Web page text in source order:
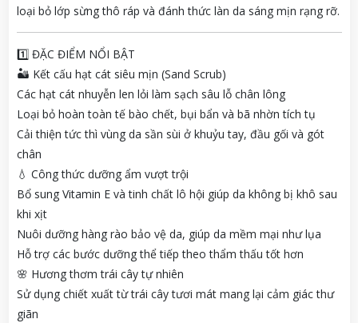
loại bỏ lớp sừng thô ráp và đánh thức làn da sáng mịn rạng rỡ.
1️⃣ ĐẶC ĐIỂM NỔI BẬT
🏜️ Kết cấu hạt cát siêu mịn (Sand Scrub)
Các hạt cát nhuyễn len lỏi làm sạch sâu lỗ chân lông
Loại bỏ hoàn toàn tế bào chết, bụi bẩn và bã nhờn tích tụ
Cải thiện tức thì vùng da sần sùi ở khuỷu tay, đầu gối và gót
chân
💧 Công thức dưỡng ẩm vượt trội
Bổ sung Vitamin E và tinh chất lô hội giúp da không bị khô sau
khi xịt
Nuôi dưỡng hàng rào bảo vệ da, giúp da mềm mại như lụa
Hỗ trợ các bước dưỡng thể tiếp theo thẩm thấu tốt hơn
🌸 Hương thơm trái cây tự nhiên
Sử dụng chiết xuất từ trái cây tươi mát mang lại cảm giác thư
giãn